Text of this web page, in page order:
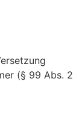
(§ 99 Abs. 2